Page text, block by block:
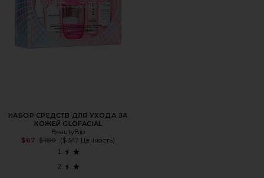
НАБОР СРЕДСТВ ДЛЯ УХОДА ЗА
КОЖЕЙ GLOFACIAL
BeautyBio
$67 Previous price:
$189 ($347 Ценность)